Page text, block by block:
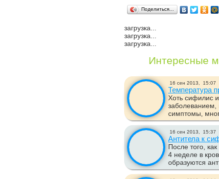
Поделиться…
загрузка...
загрузка...
загрузка...
Интересные
16 сен 2013, 15:07
Температура
Хоть сифилис
заболеванием,
симптомы,
16 сен 2013, 15:37
Антитела к
После того,
4 неделе в
образуются